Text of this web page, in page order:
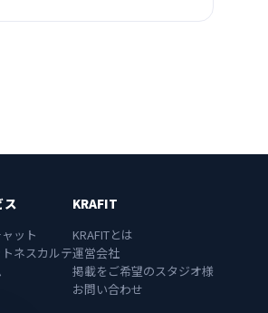
ス
ット
ネスカルテ
KRAFIT
KRAFITとは
運営会社
掲載をご希望のスタジオ様
お問い合わせ